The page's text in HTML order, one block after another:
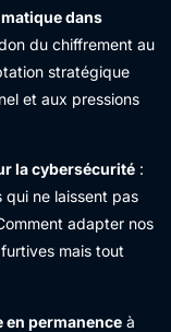
dans
du chiffrement au
stratégique
et aux pressions
la cybersécurité :
ne laissent pas
adapter nos
mais tout
en permanence à